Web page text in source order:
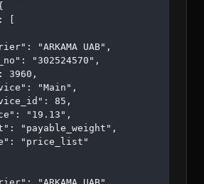
[
"ARKAMA UAB",
"302524570",
3960,
"Main",
85,
"19.13",
"payable_weight",
"price_list"